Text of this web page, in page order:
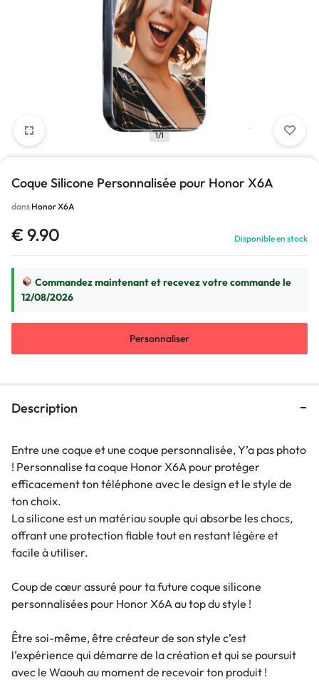
1/1
Coque Silicone Personnalisée pour Honor X6A
dans Honor X6A
€ 9.90 Disponible en stock
Commandez maintenant et recevez votre commande le
12/08/2026
Personnaliser
Description
Entre une coque et une coque personnalisée, Y’a pas photo
! Personnalise ta coque Honor X6A pour protéger
efficacement ton téléphone avec le design et le style de
ton choix.
La silicone est un matériau souple qui absorbe les chocs,
offrant une protection fiable tout en restant légère et
facile à utiliser.
Coup de cœur assuré pour ta future coque silicone
personnalisées pour Honor X6A au top du style !
Être soi-même, être créateur de son style c’est
l’expérience qui démarre de la création et qui se poursuit
avec le Waouh au moment de recevoir ton produit !